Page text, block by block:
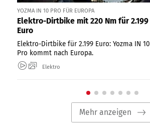
YOZMA IN 10 PRO FÜR EUROPA
Elektro-Dirtbike mit 220 Nm für 2.199
Euro
Elektro-Dirtbike für 2.199 Euro: Yozma IN 10
Pro kommt nach Europa.
Elektro
Mehr anzeigen